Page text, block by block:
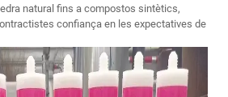
natural fins a compostos sintètics,
confiança en les expectatives de